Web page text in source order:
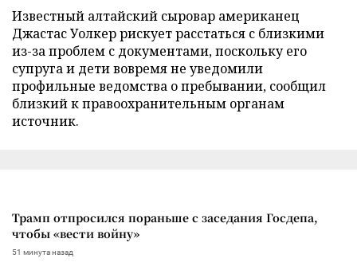
Известный алтайский сыровар американец
Джастас Уолкер рискует расстаться с близкими
из-за проблем с документами, поскольку его
супруга и дети вовремя не уведомили
профильные ведомства о пребывании, сообщил
близкий к правоохранительным органам
источник.
Трамп отпросился пораньше с заседания Госдепа,
чтобы «вести войну»
51 минута назад